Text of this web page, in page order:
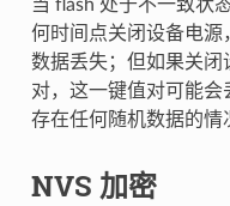
当 flash 处于不一致状
何时间点关闭设备电
数据丢失；但如果关闭
对，这一键值对可能会
存在任何随机数据的情
NVS 加密